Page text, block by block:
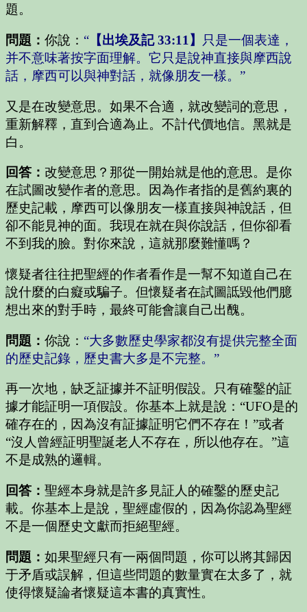
題。
問題： 你說： “ 【出埃及記 33:11】
只是一個表達，
并不意味著按字面理解。它只是說神直接與摩西說
話，摩西可以與神對話，就像朋友一樣。”
又是在改變意思。如果不合適，就改變詞的意思，
重新解釋，直到合適為止。不計代價地信。黑就是
白。
回答： 改變意思？那從一開始就是他的意思。是你
在試圖改變作者的意思。因為作者指的是舊約裏的
歷史記載，摩西可以像朋友一樣直接與神說話，但
卻不能見神的面。我現在就在與你說話，但你卻看
不到我的臉。對你來說，這就那麼難懂嗎？
懷疑者往往把聖經的作者看作是一幫不知道自己在
說什麼的白癡或騙子。但懷疑者在試圖詆毀他們臆
想出來的對手時，最終可能會讓自己出醜。
問題： 你說： “大多數歷史學家都沒有提供完整全面
的歷史記錄，歷史書大多是不完整。”
再一次地，缺乏証據并不証明假設。只有確鑿的証
據才能証明一項假設。你基本上就是說：“UFO是的
確存在的，因為沒有証據証明它們不存在！”或者
“沒人曾經証明聖誕老人不存在，所以他存在。”這
不是成熟的邏輯。
回答： 聖經本身就是許多見証人的確鑿的歷史記
載。你基本上是說，聖經虛假的，因為你認為聖經
不是一個歷史文獻而拒絕聖經。
問題： 如果聖經只有一兩個問題，你可以將其歸因
于矛盾或誤解，但這些問題的數量實在太多了，就
使得懷疑論者懷疑這本書的真實性。